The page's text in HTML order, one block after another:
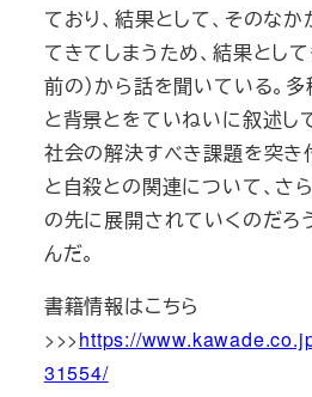
ており、結果として、そのな
てきてしまうため、結果とし
前の）から話を聞いている。
と背景とをていねいに叙述し
社会の解決すべき課題を突き
と自殺との関連について、さ
の先に展開されていくのだろ
んだ。
書籍情報はこちら
>>>https://
31554/